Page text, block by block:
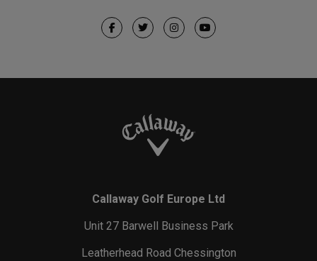
Callaway Golf Europe Ltd
Unit 27 Barwell Business Park
Leatherhead Road Chessington